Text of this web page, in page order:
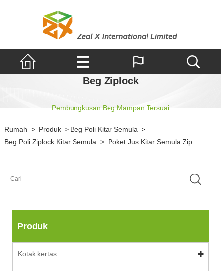
Beg Ziplock
Pembungkusan Beg Mampan Tersuai
Rumah > Produk > Beg Poli Kitar Semula >
Beg Poli Ziplock Kitar Semula > Poket Jus Kitar Semula Zip
Produk
Kotak kertas